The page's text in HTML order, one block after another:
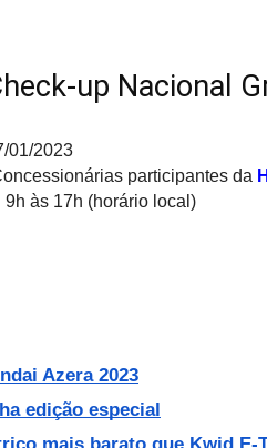
up Nacional
01/2023
participantes da
9h às 17h (horário local)
Azera 2023
edição especial
mais barato que Kwid E-